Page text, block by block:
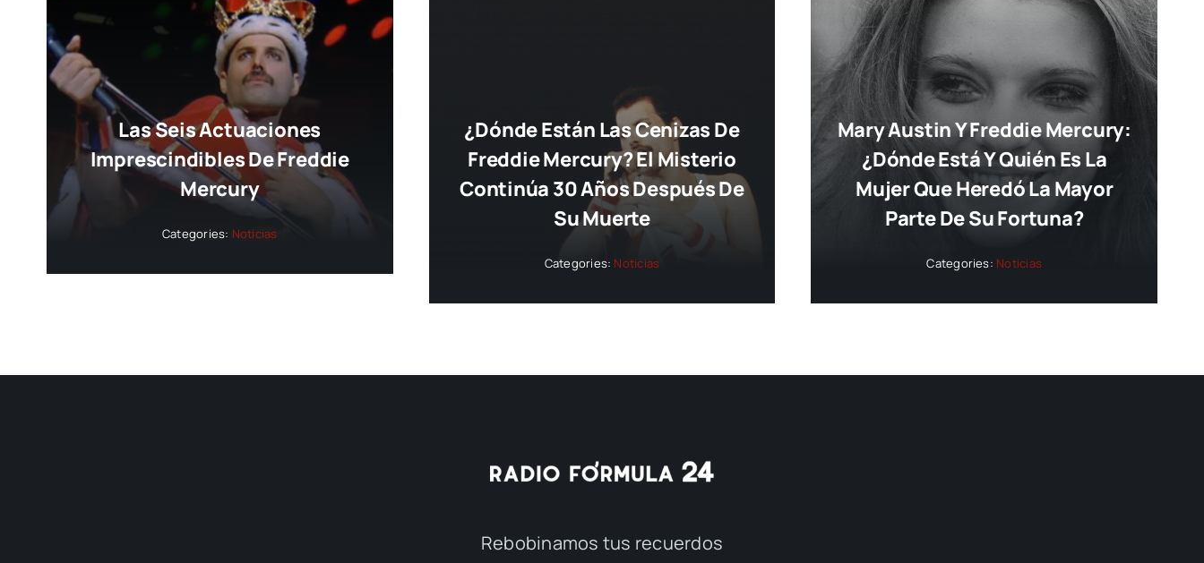
Las Seis Actuaciones
Imprescindibles De Freddie
Mercury
Categories: Noticias
¿Dónde Están Las Cenizas De
Freddie Mercury? El Misterio
Continúa 30 Años Después De
Su Muerte
Categories: Noticias
Mary Austin Y Freddie Mercury:
¿dónde Está Y Quién Es La
Mujer Que Heredó La Mayor
Parte De Su Fortuna?
Categories: Noticias
Rebobinamos tus recuerdos